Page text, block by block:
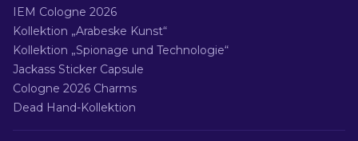
IEM Cologne 2026
Kollektion „Arabeske Kunst“
Kollektion „Spionage und Technologie“
Jackass Sticker Capsule
Cologne 2026 Charms
Dead Hand-Kollektion